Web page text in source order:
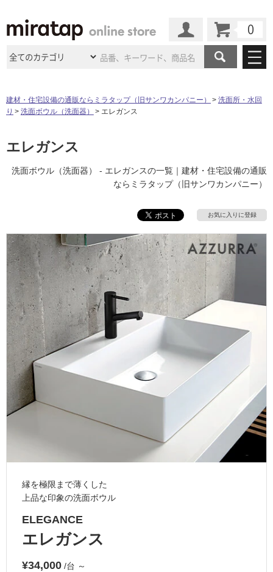
商品カテゴリ
キッチン
ム）・ トイレ
建具・玄関
ウッドデッキ フローリング・床材
収納 インテリア・ 家具
照明 ペット用品
内装用建材 パネル・壁材
ロートアイアン 天然石・石材
メンテナンス・ 施工材 新商品
施工事例
施工事例
ミラタップのあるくらし お客様訪問インタビュー
ショールームのご案内 東京ショールーム
名古屋ショールーム 京都ショールーム
福岡ショールーム 札幌スマート ショールー
ム
横浜スマート ショールー
ム
ウェルビーみのお
BOX
サポート
初めての方へ
よくある質問 お問い合わせ
修理お問い合わせ クレーム公開
説明書・図面検索 水まわり3年保証
お役立ち情報 住まいの
スタイリング
アイデア
ミラタップ
チャンネル
オンライン相談
その他サービス
ミラタップと創る家
ASOLIE
工事会社紹介Coziコンシ
ェルジュ
自分らしい家づくり
SUVACO
最高のリノベ会社が
かるリノベりす
建材・住宅設備の通販ならミラタップ（旧サンワカンパニー）
洗面所・水回
り
洗面ボウル（洗面器） エレガンス
エレガンス
洗面ボウル（洗面器） - エレガンスの一覧｜建材・住宅設備の通販
ならミラタップ（旧サンワカンパニー）
お気に入りに登録
縁を極限まで薄くした
上品な印象の洗面ボウル
ELEGANCE
エレガンス
¥34,000 /台 ～